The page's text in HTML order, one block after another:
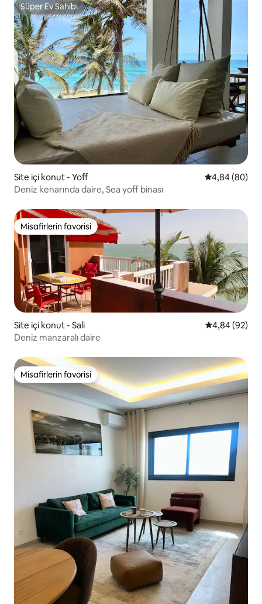
Süper Ev Sahibi
Süper Ev Sahibi
Site içi konut - Yoff 5 üzerinden
4,84 (80)
Deniz kenarında daire, Sea yoff binası
Misafirlerin favorisi
Misafirlerin favorisi
Site içi konut - Sali 5 üzerinden
4,84 (92)
Deniz manzaralı daire
Misafirlerin favorisi
Misafirlerin favorisi